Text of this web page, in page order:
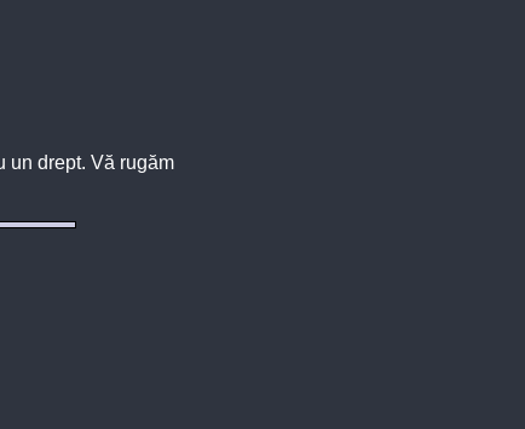
un drept. Vă rugăm